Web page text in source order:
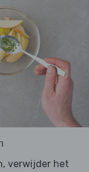
verwijder het